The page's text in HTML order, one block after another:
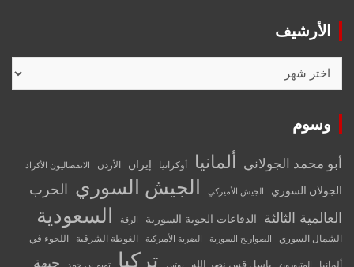
الأرشيف
وسوم
أبو محمد الجولاني ألمانيا أوكرانيا إيران الأردن الانفصاليون الأكراد
الجولان السوري الجيش الأميركي الجيش السوري الحرب
العالمية الثالثة
الدفاعات الجوية السورية الرقة السعودية
الشمال السوري الصواريخ السورية الضربة الأميركية الغوطة الشرقية اللجوء في
باسل قس نصر الله تركيا جبهة